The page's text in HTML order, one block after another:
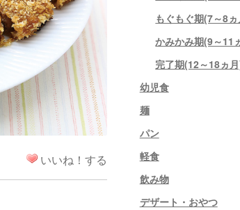
いいね！する
もぐもぐ期(7～8
かみかみ期(9～11
完了期(12～18ヵ
幼児食
麺
パン
軽食
飲み物
デザート・おやつ